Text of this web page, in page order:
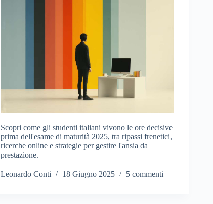
Scopri come gli studenti italiani vivono le ore decisive
prima dell'esame di maturità 2025, tra ripassi frenetici,
ricerche online e strategie per gestire l'ansia da
prestazione.
Leonardo Conti 18 Giugno 2025 5 commenti